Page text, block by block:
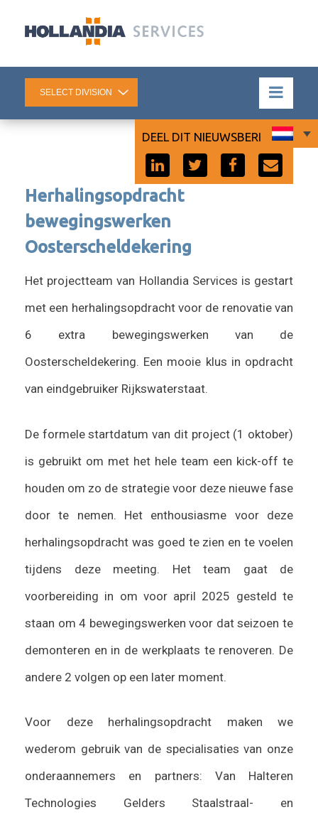
Herhalingsopdracht
bewegingswerken
Oosterscheldekering
DEEL DIT NIEUWSBERICHT:
Het projectteam van Hollandia Services is gestart
met een herhalingsopdracht voor de renovatie van
6 extra bewegingswerken van de
Oosterscheldekering. Een mooie klus in opdracht
van eindgebruiker Rijkswaterstaat.
De formele startdatum van dit project (1 oktober)
is gebruikt om met het hele team een kick-off te
houden om zo de strategie voor deze nieuwe fase
door te nemen. Het enthousiasme voor deze
herhalingsopdracht was goed te zien en te voelen
tijdens deze meeting. Het team gaat de
voorbereiding in om voor april 2025 gesteld te
staan om 4 bewegingswerken voor dat seizoen te
demonteren en in de werkplaats te renoveren. De
andere 2 volgen op een later moment.
Voor deze herhalingsopdracht maken we
wederom gebruik van de specialisaties van onze
onderaannemers en partners: Van Halteren
Technologies Gelders Staalstraal- en